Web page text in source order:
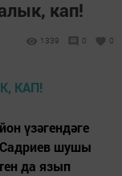
кап!
1339 0 0
үзәгендәге
Садриев шушы
да язып